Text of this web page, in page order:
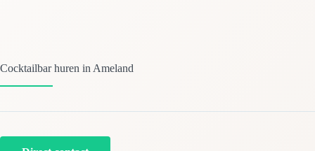
Cocktailbar huren in Ameland